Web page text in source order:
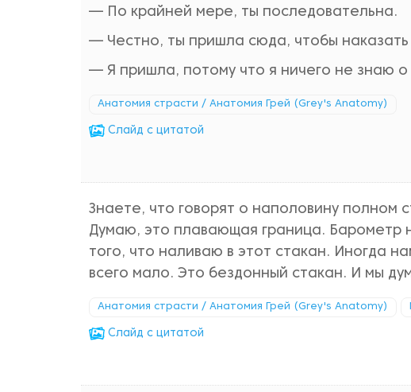
— По крайней мере, ты последовательна.
— Честно, ты пришла сюда, чтобы
— Я пришла, потому что я ничего не знаю о
Анатомия страсти / Анатомия Грей (Grey's Anatomy)
Cлайд с цитатой
Знаете, что говорят о наполовину полном
Думаю, это плавающая граница. Барометр
того, что наливаю в этот стакан. Иногда
всего мало. Это бездонный стакан. И мы
Анатомия страсти / Анатомия Грей (Grey's Anatomy)
Cлайд с цитатой